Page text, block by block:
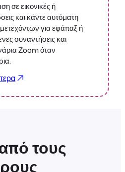
σε εικονικές ή
και κάντε αυτόματη
για εφάπαξ ή
συναντήσεις και
Zoom όταν
τους